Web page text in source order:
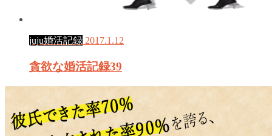
juju婚活記録 2017.1.12
貪欲な婚活記録39